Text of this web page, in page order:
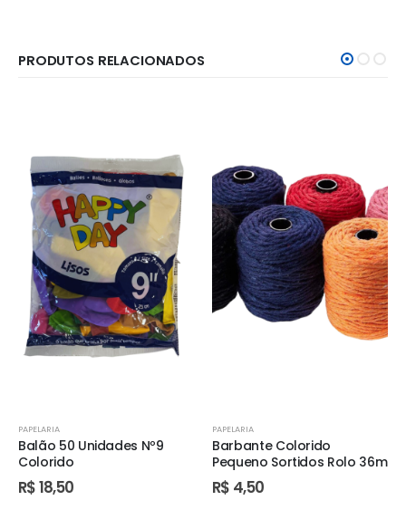
PRODUTOS RELACIONADOS
PAPELARIA
Balão 50 Unidades Nº9
Colorido
R$18,50
PAPELARIA
Barbante Colorido
Pequeno Sortidos Rolo 36m
R$ 4,50